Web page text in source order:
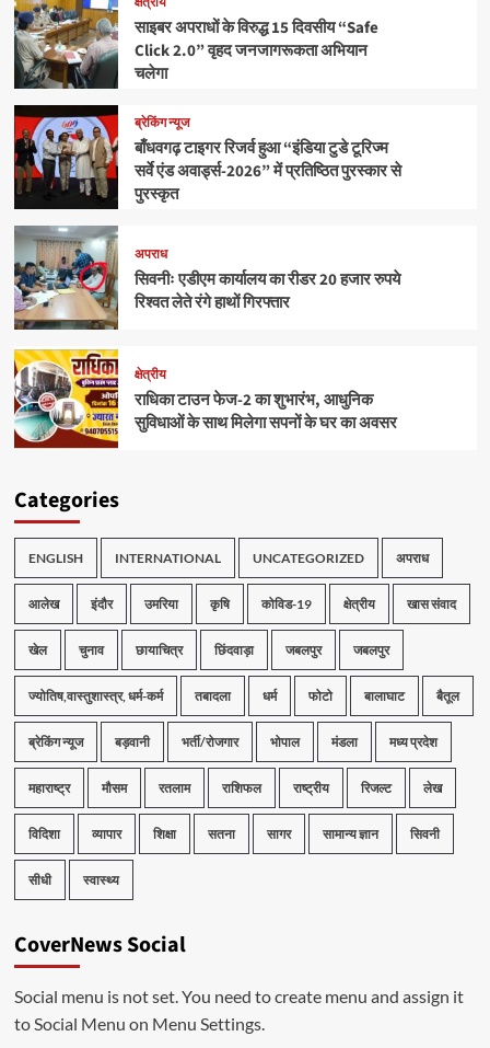
साइबर अपराधों के विरुद्ध 15 दिवसीय “Safe
Click 2.0” वृहद जनजागरूकता अभियान
चलेगा
ब्रेकिंग न्यूज
बाँधवगढ़ टाइगर रिजर्व हुआ “इंडिया टुडे टूरिज्म
सर्वे एंड अवार्ड्स-2026” में प्रतिष्ठित पुरस्कार से
पुरस्कृत
अपराध
सिवनीः एडीएम कार्यालय का रीडर 20 हजार रुपये
रिश्वत लेते रंगे हाथों गिरफ्तार
क्षेत्रीय
राधिका टाउन फेज-2 का शुभारंभ, आधुनिक
सुविधाओं के साथ मिलेगा सपनों के घर का अवसर
Categories
ENGLISH INTERNATIONAL UNCATEGORIZED अपराध
आलेख इंदौर उमरिया कृषि कोविड-19 क्षेत्रीय खास संवाद
खेल चुनाव छायाचित्र छिंदवाड़ा जबलपुर जबलपुर
ज्योतिष,वास्तुशास्त्र, धर्म-कर्म तबादला धर्म फोटो बालाघाट बैतूल
ब्रेकिंग न्यूज बड़वानी भर्ती/रोजगार भोपाल मंडला मध्य प्रदेश
महाराष्ट्र मौसम रतलाम राशिफल राष्ट्रीय रिजल्ट लेख
विदिशा व्यापार शिक्षा सतना सागर सामान्य ज्ञान सिवनी
सीधी स्वास्थ्य
CoverNews Social
Social menu is not set. You need to create menu and assign it
to Social Menu on Menu Settings.